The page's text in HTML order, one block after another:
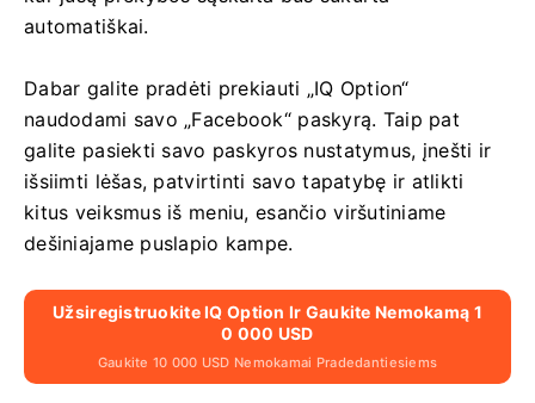
automatiškai.
Dabar galite pradėti prekiauti „IQ Option“
naudodami savo „Facebook“ paskyrą. Taip pat
galite pasiekti savo paskyros nustatymus, įnešti ir
išsiimti lėšas, patvirtinti savo tapatybę ir atlikti
kitus veiksmus iš meniu, esančio viršutiniame
dešiniajame puslapio kampe.
Užsiregistruokite IQ Option Ir Gaukite Nemokamą 1
0 000 USD
Gaukite 10 000 USD Nemokamai Pradedantiesiems